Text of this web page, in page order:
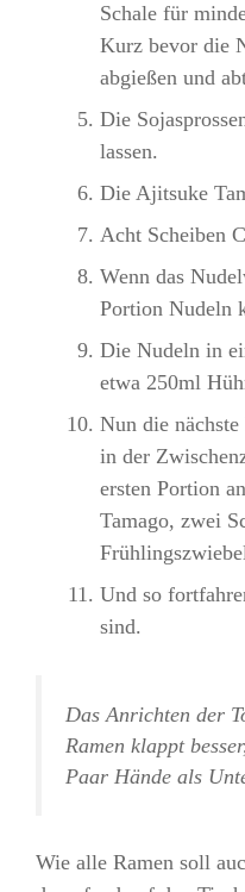
Schale für
Kurz bevor die
abgießen und
Die
lassen.
Die Ajitsuke
Acht Scheiben
Wenn das
Portion Nudeln
Die Nudeln in
etwa 250ml
Nun die
in der
ersten Portion
Tamago, zwei
Und so
sind.
Das Anrichten der
Ramen klappt
Paar Hände als
Wie alle Ramen soll